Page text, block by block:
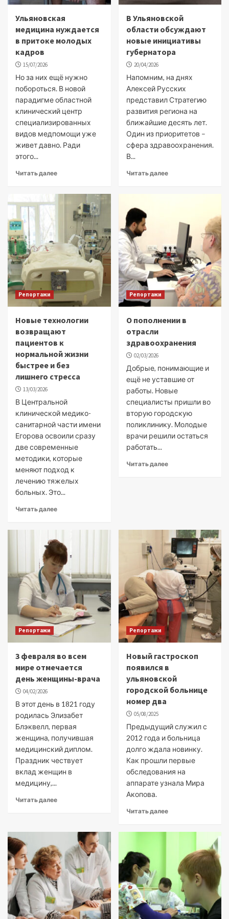
Ульяновская
медицина нуждается
в притоке молодых
кадров
15/07/2026
Но за них ещё нужно
побороться. В новой
парадигме областной
клинический центр
специализированных
видов медпомощи уже
живет давно. Ради
этого...
Читать далее
В Ульяновской
области обсуждают
новые инициативы
губернатора
20/04/2026
Напомним, на днях
Алексей Русских
представил Стратегию
развития региона на
ближайшие десять лет.
Один из приоритетов –
сфера здравоохранения.
В...
Читать далее
Репортажи
Новые технологии
возвращают
пациентов к
нормальной жизни
быстрее и без
лишнего стресса
13/03/2026
В Центральной
клинической медико-
санитарной части имени
Егорова освоили сразу
две современные
методики, которые
меняют подход к
лечению тяжелых
больных. Это...
Читать далее
Репортажи
О пополнении в
отрасли
здравоохранения
02/03/2026
Добрые, понимающие и
ещё не уставшие от
работы. Новые
специалисты пришли во
вторую городскую
поликлинику. Молодые
врачи решили остаться
работать...
Читать далее
Репортажи
3 февраля во всем
мире отмечается
день женщины-врача
04/02/2026
В этот день в 1821 году
родилась Элизабет
Блэквелл, первая
женщина, получившая
медицинский диплом.
Праздник чествует
вклад женщин в
медицину,...
Читать далее
Репортажи
Новый гастроскоп
появился в
ульяновской
городской больнице
номер два
05/08/2025
Предыдущий служил с
2012 года и больница
долго ждала новинку.
Как прошли первые
обследования на
аппарате узнала Мира
Акопова.
Читать далее